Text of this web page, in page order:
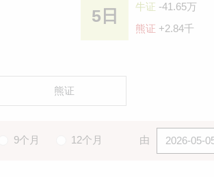
5日 牛证 -41.65万
熊证 +2.84千
熊证
9个月 12个月 由